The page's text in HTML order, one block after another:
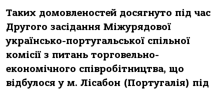
Таких домовленостей досягнуто під час
Другого засідання Міжурядової
українсько-португальської спільної
комісії з питань торговельно-
економічного співробітництва, що
відбулося у м. Лісабон (Португалія) під